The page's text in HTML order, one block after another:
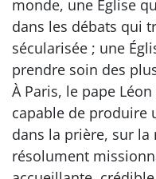
monde, une Église
dans les débats qui
sécularisée ; une
prendre soin des
À Paris, le pape
capable de produire
dans la prière, sur la
résolument